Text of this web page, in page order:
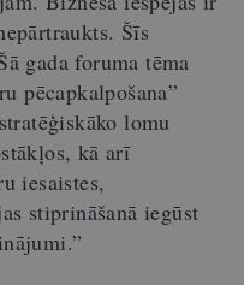
Šīs
gada foruma tēma
pēcapkalpošana”
lomu
kā arī
iesaistes,
stiprināšanā iegūst